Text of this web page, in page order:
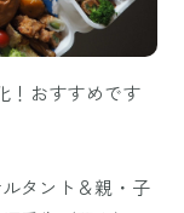
！おすすめです
タント＆親・子